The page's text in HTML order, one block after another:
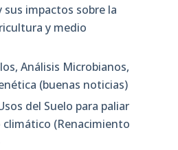
sus impactos sobre la
y medio
Análisis Microbianos,
(buenas noticias)
del Suelo para paliar
(Renacimiento